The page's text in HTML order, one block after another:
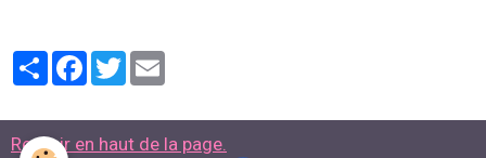
PartagerFacebook
Twitter
Revenir en haut de la page.